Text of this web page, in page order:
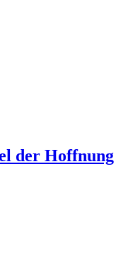
der Hoffnung